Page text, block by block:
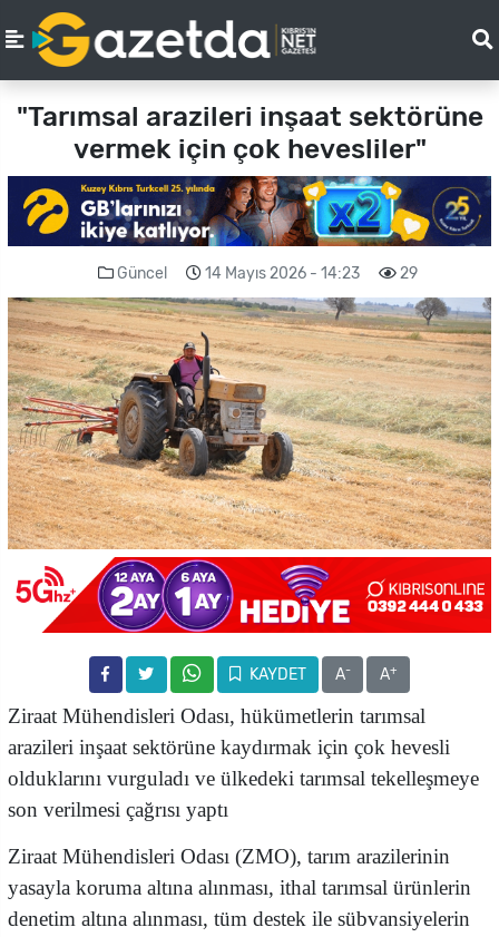
"Tarımsal arazileri inşaat sektörüne
vermek için çok hevesliler"
Güncel 14 Mayıs 2026 - 14:23 29
KAYDET A- A+
Ziraat Mühendisleri Odası, hükümetlerin tarımsal
arazileri inşaat sektörüne kaydırmak için çok hevesli
olduklarını vurguladı ve ülkedeki tarımsal tekelleşmeye
son verilmesi çağrısı yaptı
Ziraat Mühendisleri Odası (ZMO), tarım arazilerinin
yasayla koruma altına alınması, ithal tarımsal ürünlerin
denetim altına alınması, tüm destek ile sübvansiyelerin